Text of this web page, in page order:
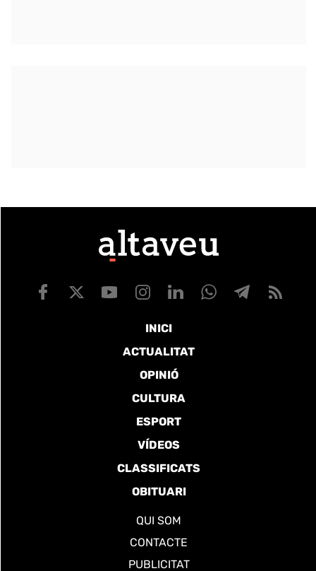
INICI
ACTUALITAT
OPINIÓ
CULTURA
ESPORT
VÍDEOS
CLASSIFICATS
OBITUARI
QUI SOM
CONTACTE
PUBLICITAT